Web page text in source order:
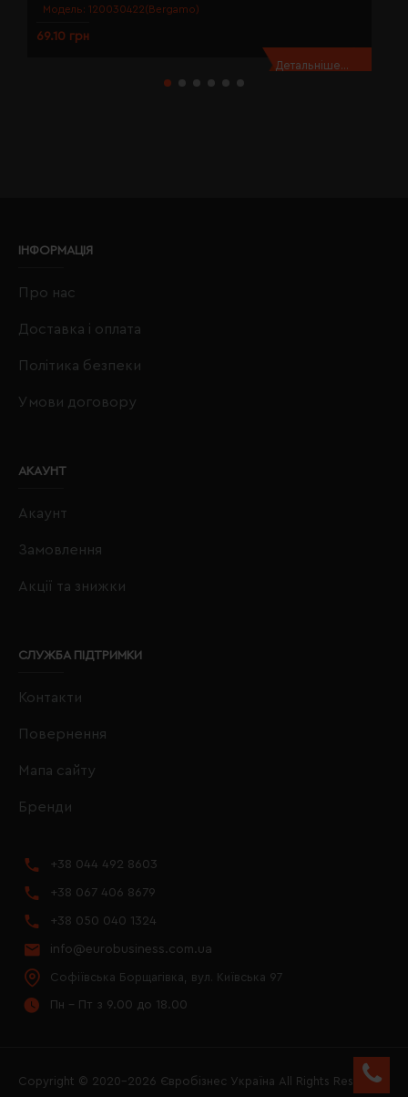
Модель: 120030422(Bergamo)
69.10 грн
Детальніше...
ІНФОРМАЦІЯ
Про нас
Доставка і оплата
Політика безпеки
Умови договору
АКАУНТ
Акаунт
Замовлення
Акції та знижки
СЛУЖБА ПІДТРИМКИ
Контакти
Повернення
Мапа сайту
Бренди
+38 044 492 8603
+38 067 406 8679
+38 050 040 1324
info@eurobusiness.com.ua
Софіївська Борщагівка, вул. Київська 97
Пн - Пт з 9.00 до 18.00
Copyright © 2020–2026 Євробізнес Україна All Rights Reserved